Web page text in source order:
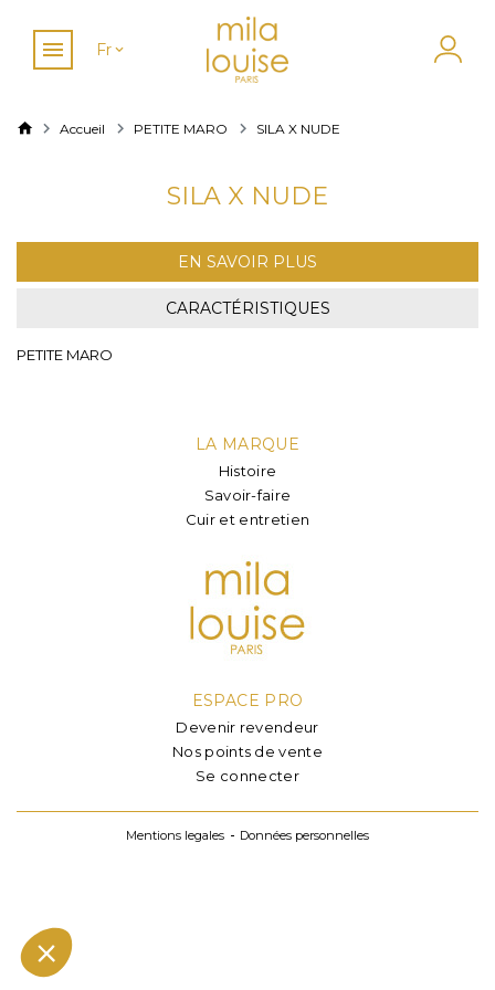
Fr
Accueil PETITE MARO SILA X NUDE
SILA X NUDE
EN SAVOIR PLUS
CARACTÉRISTIQUES
PETITE MARO
LA MARQUE
Histoire
Savoir-faire
Cuir et entretien
ESPACE PRO
Devenir revendeur
Nos points de vente
Se connecter
Mentions legales Données personnelles